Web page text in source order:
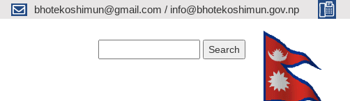
bhotekoshimun@gmail.com / info@bhotekoshimun.gov.np